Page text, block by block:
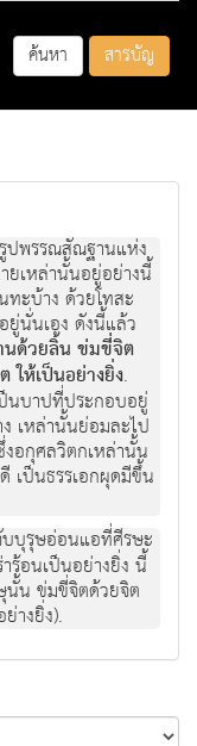
ค้นหา สารบัญ
ปพรรณสัณฐานแห่ง
ยเหล่านั้นอยู่อย่างนี้
ะบ้าง ด้วยโทสะ
นั่นเอง ดังนี้แล้ว
ด้วยลิ้น ข่มขี่จิต
ให้เป็นอย่างยิ่ง.
นบาปที่ประกอบอยู่
เหล่านั้นย่อมละไป
งอกุศลวิตกเหล่านั้น
เป็นธรรเอกผุดมีขึ้น
บุรุษอ่อนแอที่ศีรษะ
อนเป็นอย่างยิ่ง นี้
น ข่มขี่จิตด้วยจิต
างยิ่ง).